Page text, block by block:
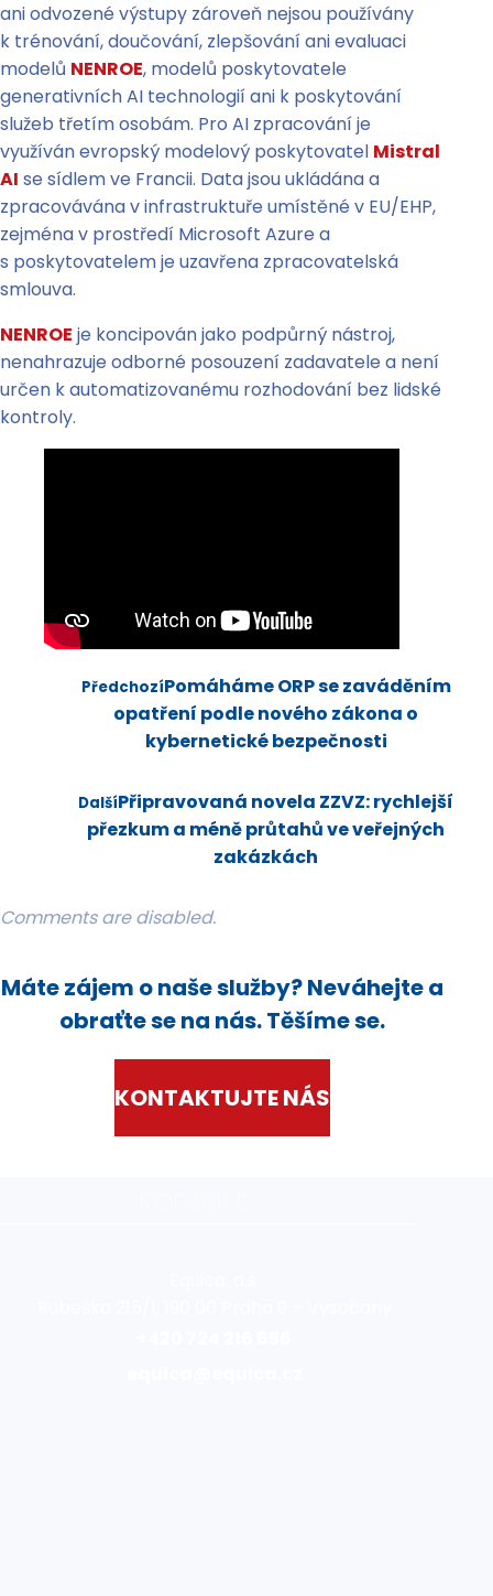
ani odvozené výstupy zároveň nejsou používány
k trénování, doučování, zlepšování ani evaluaci
modelů NENROE, modelů poskytovatele
generativních AI technologií ani k poskytování
služeb třetím osobám. Pro AI zpracování je
využíván evropský modelový poskytovatel Mistral
AI se sídlem ve Francii. Data jsou ukládána a
zpracovávána v infrastruktuře umístěné v EU/EHP,
zejména v prostředí Microsoft Azure a
s poskytovatelem je uzavřena zpracovatelská
smlouva.
NENROE je koncipován jako podpůrný nástroj,
nenahrazuje odborné posouzení zadavatele a není
určen k automatizovanému rozhodování bez lidské
kontroly.
PředchozíPomáháme ORP se zaváděním
opatření podle nového zákona o
kybernetické bezpečnosti
DalšíPřipravovaná novela ZZVZ: rychlejší
přezkum a méně průtahů ve veřejných
zakázkách
Comments are disabled.
Máte zájem o naše služby? Neváhejte a
obraťte se na nás. Těšíme se.
KONTAKTUJTE NÁS